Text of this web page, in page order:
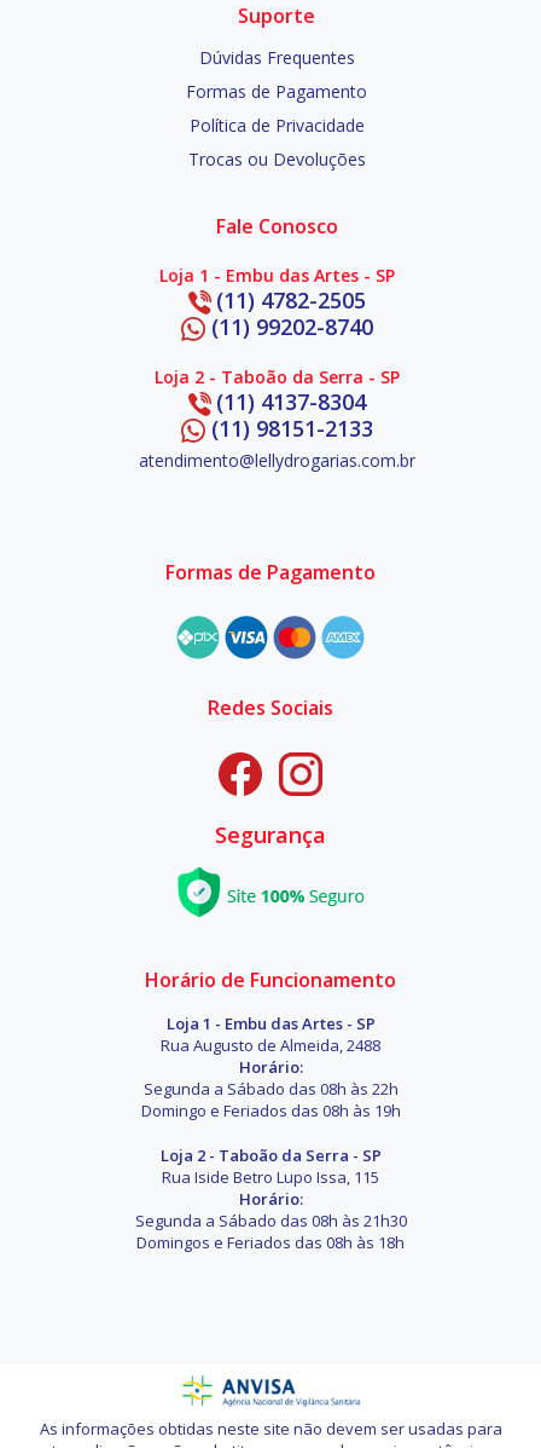
Suporte
Dúvidas Frequentes
Formas de Pagamento
Política de Privacidade
Trocas ou Devoluções
Fale Conosco
Loja 1 - Embu das Artes - SP
(11) 4782-2505
(11) 99202-8740
Loja 2 - Taboão da Serra - SP
(11) 4137-8304
(11) 98151-2133
atendimento@lellydrogarias.com.br
Formas de Pagamento
Redes Sociais
Segurança
Horário de Funcionamento
Loja 1 - Embu das Artes - SP
Rua Augusto de Almeida, 2488
Horário:
Segunda a Sábado das 08h às 22h
Domingo e Feriados das 08h às 19h
Loja 2 - Taboão da Serra - SP
Rua Iside Betro Lupo Issa, 115
Horário:
Segunda a Sábado das 08h às 21h30
Domingos e Feriados das 08h às 18h
As informações obtidas neste site não devem ser usadas para